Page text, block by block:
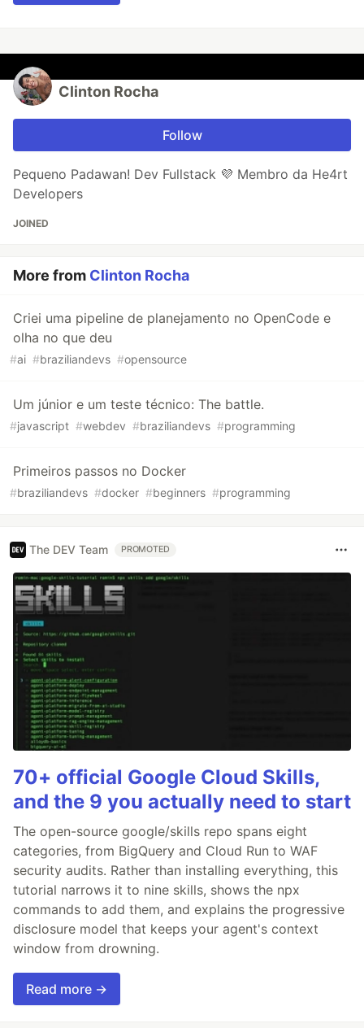
Clinton Rocha
Follow
Pequeno Padawan! Dev Fullstack 💜 Membro da He4rt
Developers
JOINED
More from Clinton Rocha
Criei uma pipeline de planejamento no OpenCode e
olha no que deu
#ai #braziliandevs #opensource
Um júnior e um teste técnico: The battle.
#javascript #webdev #braziliandevs #programming
Primeiros passos no Docker
#braziliandevs #docker #beginners #programming
The DEV Team PROMOTED
70+ official Google Cloud Skills,
and the 9 you actually need to start
The open-source google/skills repo spans eight
categories, from BigQuery and Cloud Run to WAF
security audits. Rather than installing everything, this
tutorial narrows it to nine skills, shows the npx
commands to add them, and explains the progressive
disclosure model that keeps your agent's context
window from drowning.
Read more →